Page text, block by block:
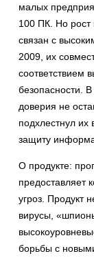
малых
100 ПК. Но рост
связан с
2009, их
соответствием
безопасности. В
доверия не
подхлестнул
защиту
О продукте:
предоставляет
угроз. Продукт
вирусы,
борьбы с